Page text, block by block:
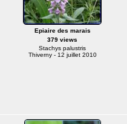
Epiaire des marais
379 views
Stachys palustris
Thiverny - 12 juillet 2010